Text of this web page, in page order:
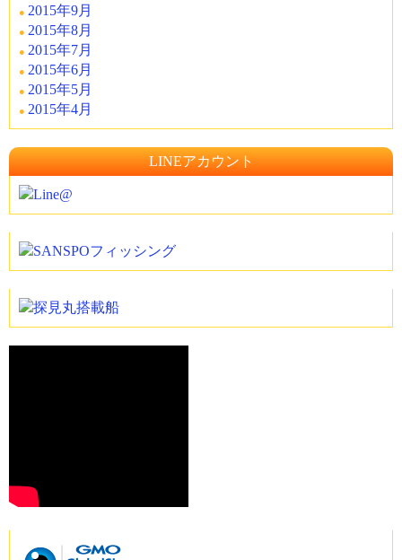
2015年9月
2015年8月
2015年7月
2015年6月
2015年5月
2015年4月
LINEアカウント